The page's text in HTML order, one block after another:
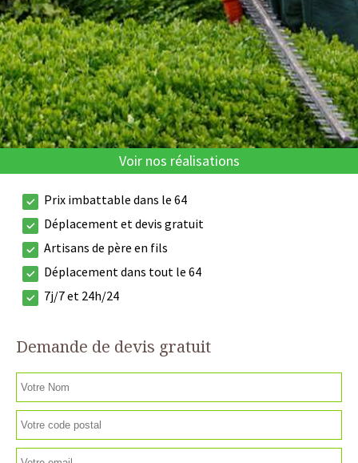
Voir nos réalisations
Prix imbattable dans le 64
Déplacement et devis gratuit
Artisans de père en fils
Déplacement dans tout le 64
7j/7 et 24h/24
Demande de devis gratuit